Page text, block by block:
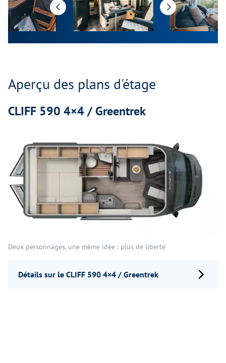
Aperçu des plans d'étage
CLIFF 590 4×4 / Greentrek
Deux personnages, une même idée : plus de liberté
Détails sur le CLIFF 590 4×4 / Greentrek